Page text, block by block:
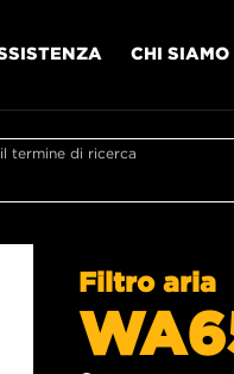
CHI SIAMO
termine di ricerca
Filtro aria